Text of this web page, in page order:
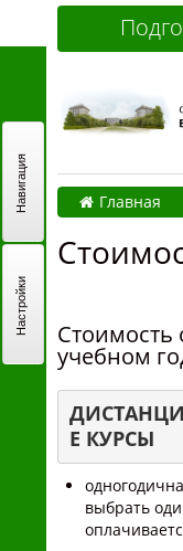
Как
Вы не
Главная
Стоимость
учебном
Е КУРСЫ
выбрать
Навигация
Настройки